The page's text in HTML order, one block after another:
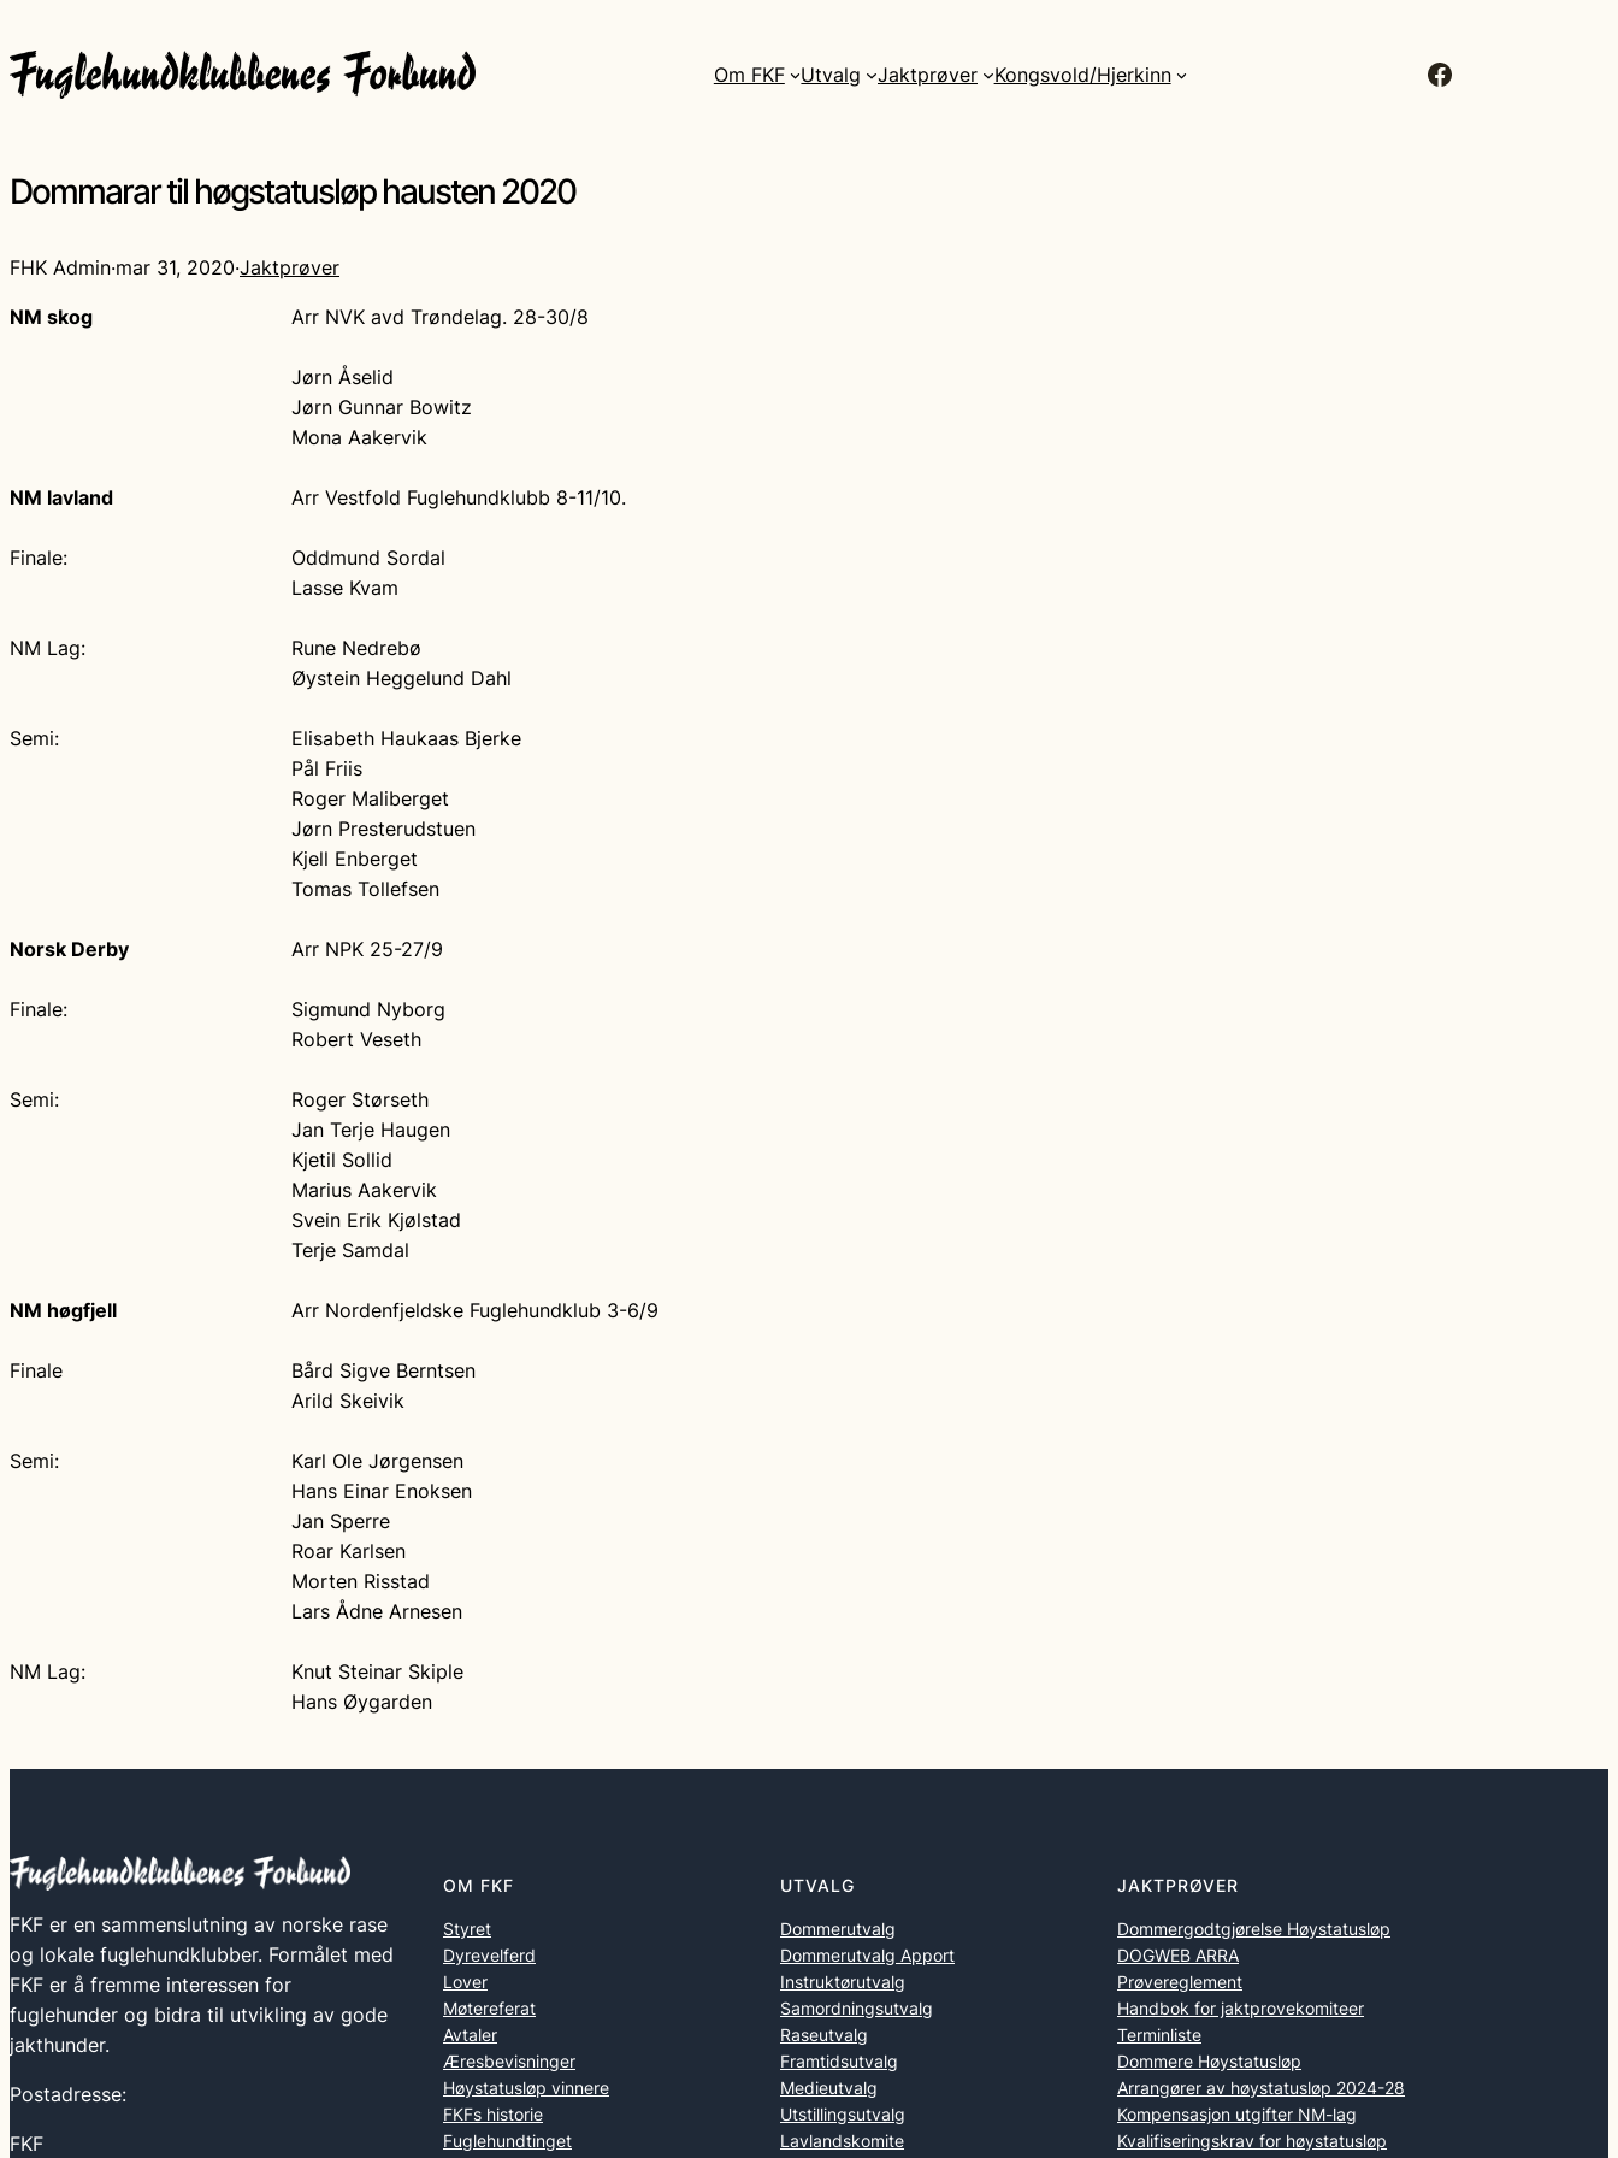
Om FKF Utvalg Jaktprøver Kongsvold/Hjerkinn Facebook
Dommarar til høgstatusløp hausten 2020
FHK Admin·mar 31, 2020·Jaktprøver
NM skog Arr NVK avd Trøndelag. 28-30/8
Jørn Åselid
Jørn Gunnar Bowitz
Mona Aakervik
NM lavland Arr Vestfold Fuglehundklubb 8-11/10.
Finale:
Oddmund Sordal
Lasse Kvam
NM Lag:
Rune Nedrebø
Øystein Heggelund Dahl
Semi:
Elisabeth Haukaas Bjerke
Pål Friis
Roger Maliberget
Jørn Presterudstuen
Kjell Enberget
Tomas Tollefsen
Norsk Derby Arr NPK 25-27/9
Finale:
Sigmund Nyborg
Robert Veseth
Semi:
Roger Størseth
Jan Terje Haugen
Kjetil Sollid
Marius Aakervik
Svein Erik Kjølstad
Terje Samdal
NM høgfjell Arr Nordenfjeldske Fuglehundklub 3-6/9
Finale
Bård Sigve Berntsen
Arild Skeivik
Semi:
Karl Ole Jørgensen
Hans Einar Enoksen
Jan Sperre
Roar Karlsen
Morten Risstad
Lars Ådne Arnesen
NM Lag:
Knut Steinar Skiple
Hans Øygarden
FKF er en sammenslutning av norske rase
og lokale fuglehundklubber. Formålet med
FKF er å fremme interessen for
fuglehunder og bidra til utvikling av gode
jakthunder.
Postadresse:
FKF
OM FKF
Styret
Dyrevelferd
Lover
Møtereferat
Avtaler
Æresbevisninger
Høystatusløp vinnere
FKFs historie
Fuglehundtinget
UTVALG
Dommerutvalg
Dommerutvalg Apport
Instruktørutvalg
Samordningsutvalg
Raseutvalg
Framtidsutvalg
Medieutvalg
Utstillingsutvalg
Lavlandskomite
JAKTPRØVER
Dommergodtgjørelse Høystatusløp
DOGWEB ARRA
Prøvereglement
Handbok for jaktprovekomiteer
Terminliste
Dommere Høystatusløp
Arrangører av høystatusløp 2024-28
Kompensasjon utgifter NM-lag
Kvalifiseringskrav for høystatusløp